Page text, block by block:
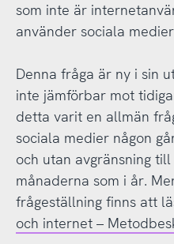
som inte är
använder sociala
Denna fråga är ny i sin
inte jämförbar mot
detta varit en allmän
sociala medier någon
och utan avgränsning
månaderna som i år.
frågeställning finns att
och internet –